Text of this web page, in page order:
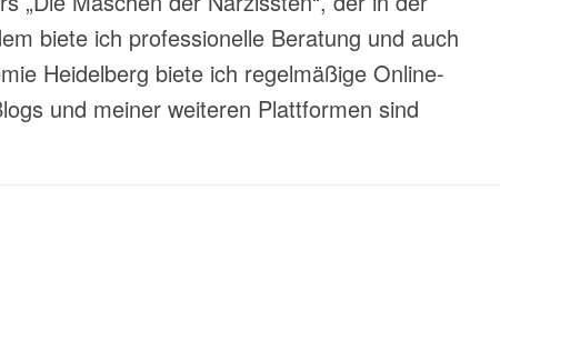
biete ich professionelle Beratung und auch
Heidelberg biete ich regelmäßige Online-
und meiner weiteren Plattformen sind